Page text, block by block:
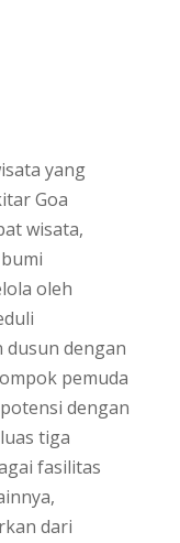
yang
Goa
wisata,
oleh
dengan
pemuda
dengan
tiga
fasilitas
dari